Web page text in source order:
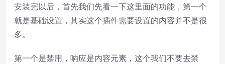
安装完以后，首先我们先看一下这里面的功能，第一个
就是基础设置，其实这个插件需要设置的内容并不是很
多。
第一个是禁用，响应是内容元素，这个我们不要去禁